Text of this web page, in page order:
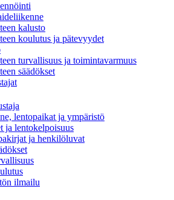
kalusto
koulutus ja pätevyydet
turvallisuus ja toimintavarmuus
säädökset
lentopaikat ja ympäristö
ja lentokelpoisuus
ja henkilöluvat
ilmailu